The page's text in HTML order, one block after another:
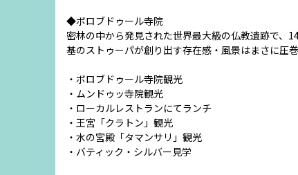
◆ボロブドゥール寺院
密林の中から発見された世界最大級の仏教遺跡で、
基のストゥーパが創り出す存在感・風景はまさに圧巻
・ボロブドゥール寺院観光
・ムンドゥッ寺院観光
・ローカルレストランにてランチ
・王宮「クラトン」観光
・水の宮殿「タマンサリ」観光
・バティック・シルバー見学